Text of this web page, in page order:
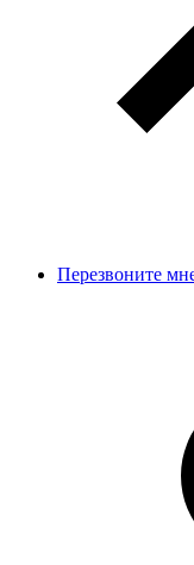
Перезвоните